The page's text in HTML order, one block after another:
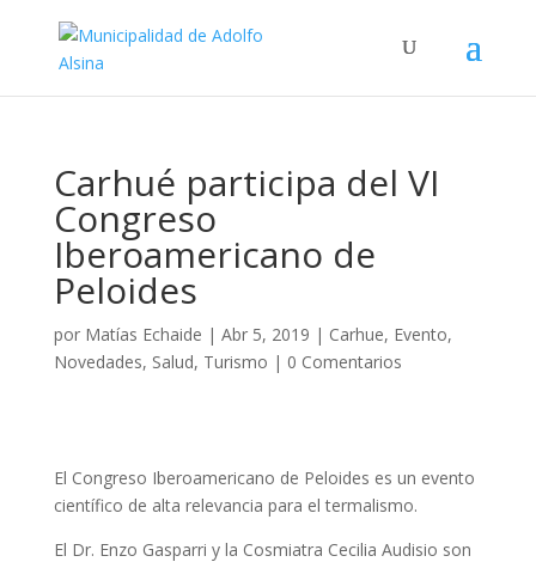
Carhué participa del VI
Congreso
Iberoamericano de
Peloides
por Matías Echaide | Abr 5, 2019 | Carhue, Evento,
Novedades, Salud, Turismo | 0 Comentarios
El Congreso Iberoamericano de Peloides es un evento
científico de alta relevancia para el termalismo.
El Dr. Enzo Gasparri y la Cosmiatra Cecilia Audisio son